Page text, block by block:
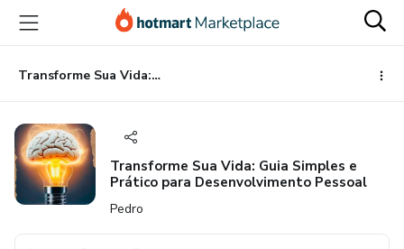
para
conteúdo
principal
para
pagamento
para
rodapé
Transforme Sua Vida: Guia Simples e Prático para Desenvolvimento Pessoal
Transforme Sua Vida: Guia Simples e
Prático para Desenvolvimento Pessoal
Pedro